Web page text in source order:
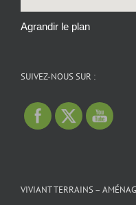
Agrandir le plan
SUIVEZ-NOUS SUR :
VIVIANT TERRAINS –